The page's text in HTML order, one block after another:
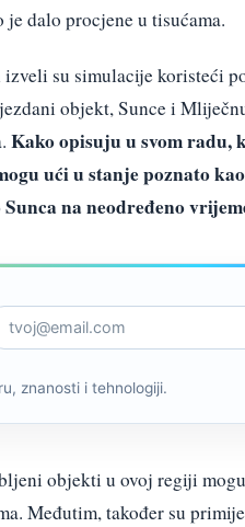
je dalo procjene u tisućama.
su simulacije koristeći
objekt, Sunce i
Kako opisuju u svom radu,
ući u stanje poznato
na neodređeno
znanosti i tehnologiji.
objekti u ovoj regiji
Međutim, također su